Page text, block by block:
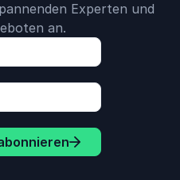
Experten und
an.